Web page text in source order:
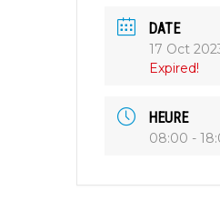
DATE
17 Oct
Expired!
HEURE
08:00 -